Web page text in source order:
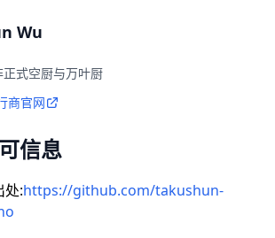
Wu
式空厨与万叶厨
商官网
信息
处:https://github.com/takushun-